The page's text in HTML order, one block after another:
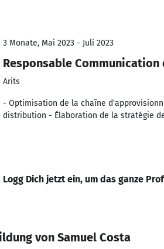
3 Monate, Mai 2023 - Juli 2023
Responsable
Arits
- Optimisation de la chaîne
distribution - Élaboration de la stratégie
Logg Dich jetzt ein, um das ganze
von Samuel Costa